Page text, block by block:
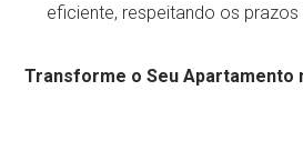
eficiente, respeitando os prazos
Transforme o Seu Apartamento